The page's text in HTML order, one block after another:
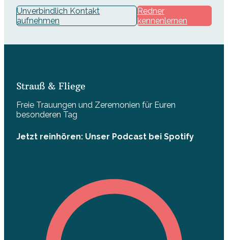
Unverbindlich Kontakt
aufnehmen
Redner
kennenlernen
Strauß & Fliege
Freie Trauungen und Zeremonien für Euren
besonderen Tag
Jetzt reinhören: Unser Podcast bei Spotify